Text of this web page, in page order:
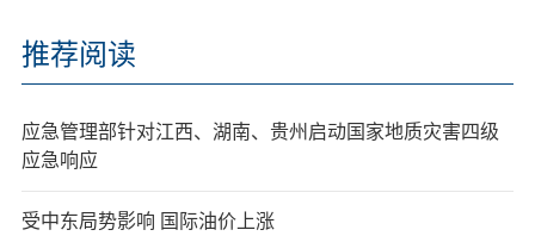
推荐阅读
应急管理部针对江西、湖南、贵州启动国家地质灾害四级
应急响应
受中东局势影响 国际油价上涨